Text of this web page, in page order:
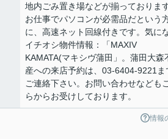
地内ごみ置き場などが揃っております
お仕事でパソコンが必需品だという
に、高速ネット回線付きです。気に
イチオシ物件情報：「MAXIV
KAMATA(マキシヴ蒲田」。蒲田大森
産への来店予約は、03-6404-9221ま
ご連絡下さい。お問い合わせなども
らからお受けしております。
情報